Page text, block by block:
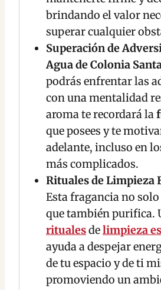
brindando el valor
superar cualquier
Superación de
Agua de Colonia
podrás enfrentar las
con una mentalidad
aroma te recordará la
que posees y te
adelante, incluso en
más complicados.
Rituales de Limpieza
Esta fragancia no
que también purifica.
ritualesdelimpieza
ayuda a despejar
de tu espacio y de ti
promoviendo un